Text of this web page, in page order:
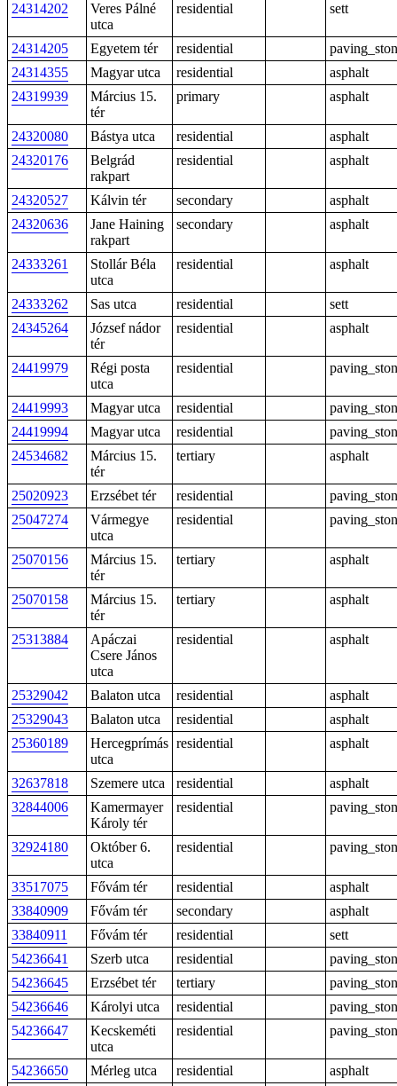
24314202
Veres Pálné
utca
residential sett
24314205 Egyetem tér residential
24314355
Magyar utca residential
asphalt
24319939
Március 15.
tér
primary asphalt
24320080 Bástya utca residential
asphalt
24320176
Belgrád
rakpart
residential asphalt
24320527 Kálvin tér secondary
asphalt
24320636
Jane Haining
rakpart
secondary asphalt
24333261
Stollár Béla
utca
residential asphalt
24333262 Sas utca residential
sett
24345264
József nádor
tér
residential asphalt
24419979
Régi posta
utca
residential
24419993 Magyar utca residential
24419994
Magyar utca residential
24534682
Március 15.
tér
tertiary asphalt
25020923 Erzsébet tér residential
25047274
Vármegye
utca
residential
25070156
Március 15.
tér
tertiary asphalt
25070158
Március 15.
tér
tertiary asphalt
25313884
Apáczai
Csere János
utca
residential asphalt
25329042 Balaton utca residential
asphalt
25329043
Balaton utca residential
asphalt
25360189
Hercegprímás
utca
residential asphalt
32637818 Szemere utca residential
asphalt
32844006
Kamermayer
Károly tér
residential
32924180
Október 6.
utca
residential
33517075 Fővám tér residential
asphalt
33840909
Fővám tér secondary
asphalt
33840911
Fővám tér residential
sett
54236641
Szerb utca residential
54236645
Erzsébet tér tertiary
54236646
Károlyi utca residential
54236647
Kecskeméti
utca
residential
54236650 Mérleg utca residential
asphalt